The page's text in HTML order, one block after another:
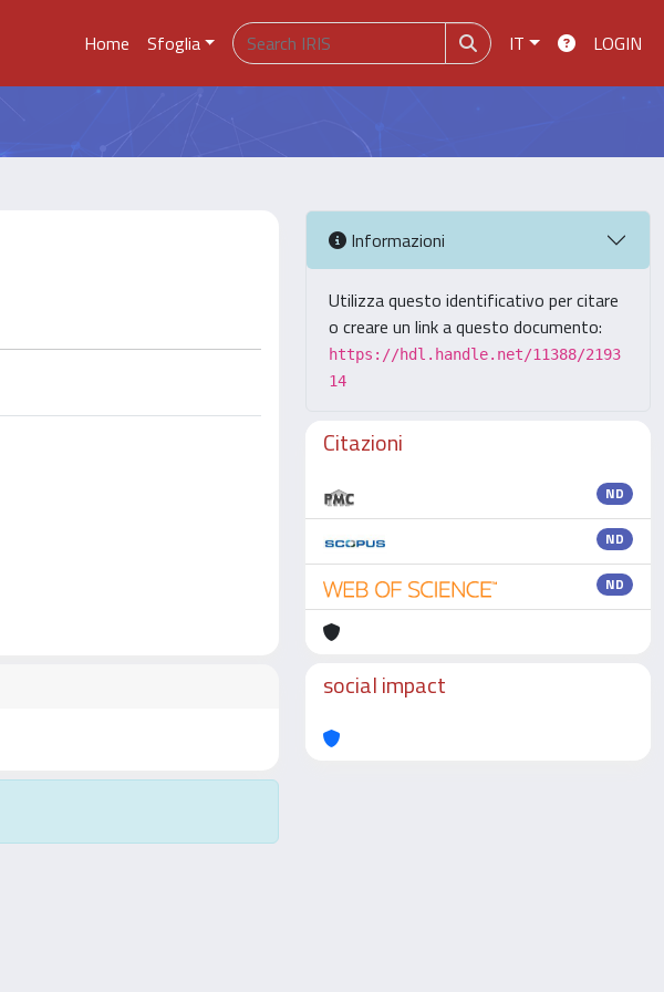
Home Sfoglia IT LOGIN
Informazioni
Utilizza questo identificativo per citare
o creare un link a questo documento:
https://hdl.handle.net/11388/2193
14
Citazioni
ND
ND
ND
social impact